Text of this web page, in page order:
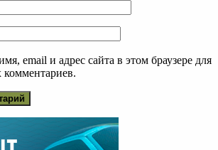
email и адрес сайта в этом браузере для